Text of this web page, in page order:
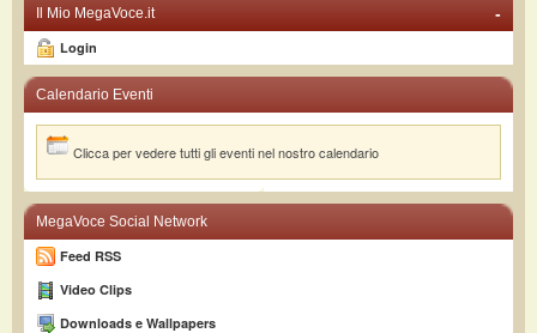
-
Il Mio MegaVoce.it
Login
Calendario Eventi
Clicca per vedere tutti gli eventi nel nostro calendario
MegaVoce Social Network
Feed RSS
Video Clips
Downloads e Wallpapers